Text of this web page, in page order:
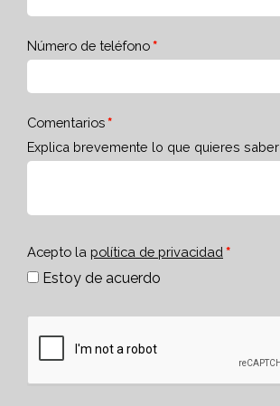
Número de teléfono
Comentarios
Explica brevemente lo que quieres saber
Acepto la política de privacidad
Estoy de acuerdo